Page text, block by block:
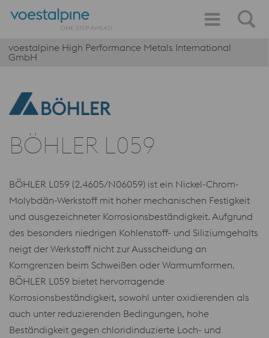
voestalpine High Performance Metals International
GmbH
BÖHLER L059
BÖHLER L059 (2.4605/N06059) ist ein Nickel-Chrom-
Molybdän-Werkstoff mit hoher mechanischen Festigkeit
und ausgezeichneter Korrosionsbeständigkeit. Aufgrund
des besonders niedrigen Kohlenstoff- und Siliziumgehalts
neigt der Werkstoff nicht zur Ausscheidung an
Korngrenzen beim Schweißen oder Warmumformen.
BÖHLER L059 bietet hervorragende
Korrosionsbeständigkeit, sowohl unter oxidierenden als
auch unter reduzierenden Bedingungen, hohe
Beständigkeit gegen chloridinduzierte Loch- und